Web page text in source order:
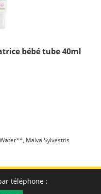
bébé tube 40ml
Malva Sylvestris
téléphone :